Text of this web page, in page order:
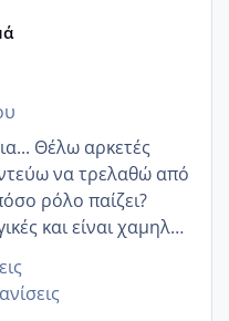
Θέλω αρκετές
ρόλο παίζει?
και είναι χαμηλή
Είχα ήδη μια
να τερματιστεί
και προσπαθώ 7